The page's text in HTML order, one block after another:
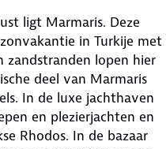
ligt Marmaris. Deze
in Turkije met
zandstranden lopen hier
deel van Marmaris
In de luxe jachthaven
en plezierjachten en
Rhodos. In de bazaar